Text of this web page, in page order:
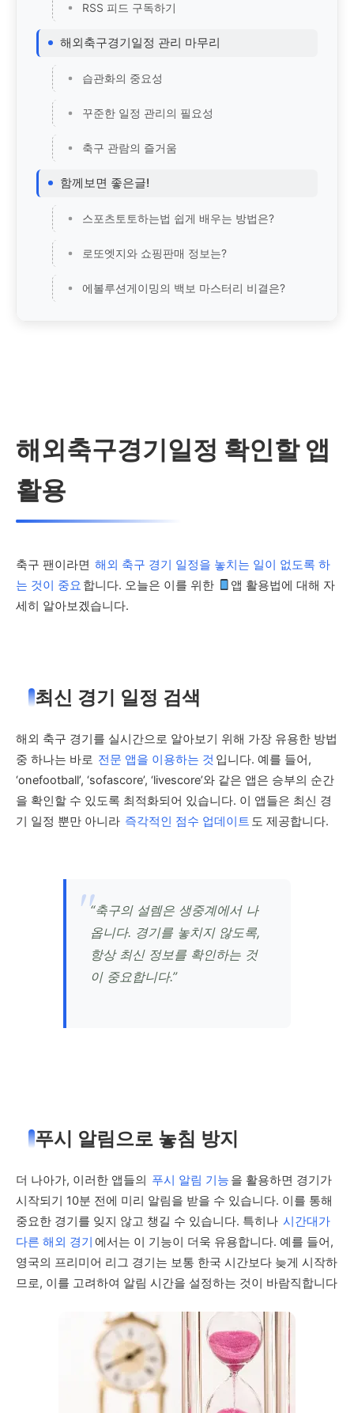
RSS 피드 구독하기
해외축구경기일정 관리 마무리
습관화의 중요성
꾸준한 일정 관리의 필요성
축구 관람의 즐거움
함께보면 좋은글!
스포츠토토하는법 쉽게 배우는 방법은?
로또엣지와 쇼핑판매 정보는?
에볼루션게이밍의 백보 마스터리 비결은?
해외축구경기일정 확인할 앱
활용
축구 팬이라면 해외 축구 경기 일정을 놓치는 일이 없도록 하
는 것이 중요 합니다. 오늘은 이를 위한
앱 활용법에 대해 자
세히 알아보겠습니다.
최신 경기 일정 검색
해외 축구 경기를 실시간으로 알아보기 위해 가장 유용한 방법
중 하나는 바로 전문 앱을 이용하는 것 입니다. 예를 들어,
‘onefootball’, ‘sofascore’, ‘livescore’와 같은 앱은 승부의 순간
을 확인할 수 있도록 최적화되어 있습니다. 이 앱들은 최신 경
기 일정 뿐만 아니라 즉각적인 점수 업데이트 도 제공합니다.
“축구의 설렘은 생중계에서 나
옵니다. 경기를 놓치지 않도록,
항상 최신 정보를 확인하는 것
이 중요합니다.”
푸시 알림으로 놓침 방지
더 나아가, 이러한 앱들의 푸시 알림 기능 을 활용하면 경기가
시작되기 10분 전에 미리 알림을 받을 수 있습니다. 이를 통해
중요한 경기를 잊지 않고 챙길 수 있습니다. 특히나 시간대가
다른 해외 경기 에서는 이 기능이 더욱 유용합니다. 예를 들어,
영국의 프리미어 리그 경기는 보통 한국 시간보다 늦게 시작하
므로, 이를 고려하여 알림 시간을 설정하는 것이 바람직합니다